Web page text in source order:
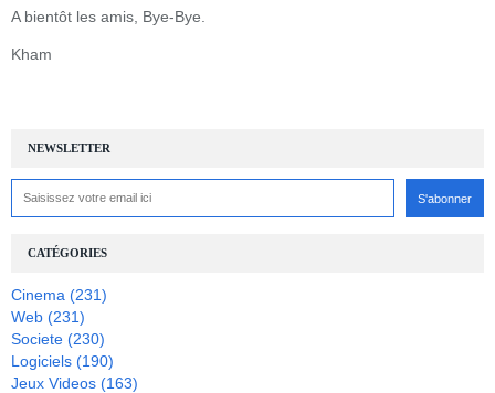
NEWSLETTER
CATÉGORIES
Cinema (231)
Web (231)
Societe (230)
Logiciels (190)
Jeux Videos (163)
A bientôt les amis, Bye-Bye.
Kham